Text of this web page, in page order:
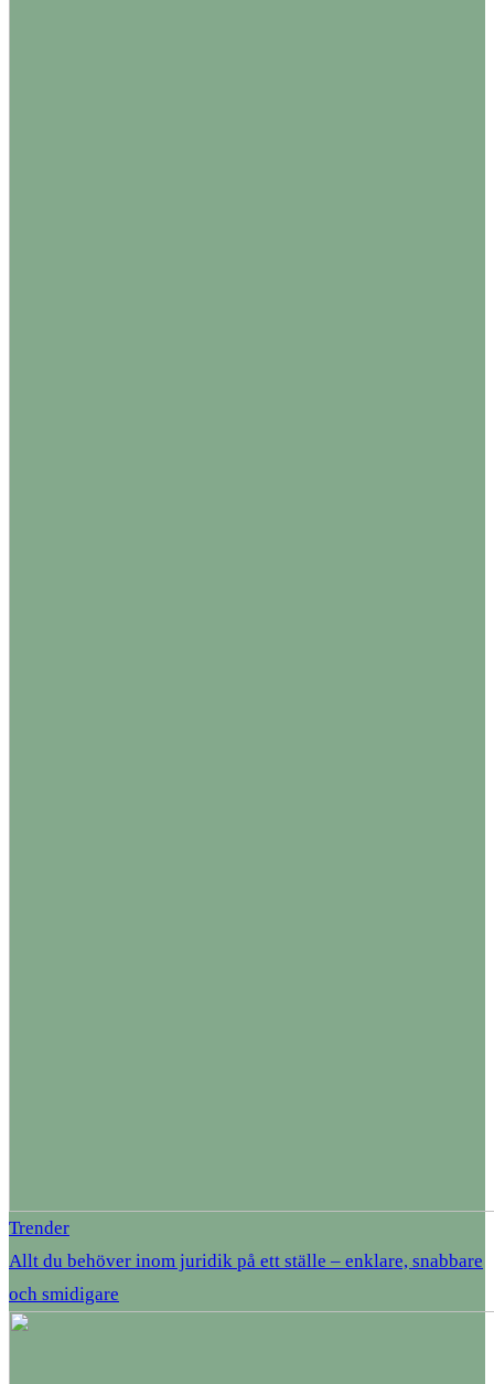
Trender
Allt du behöver inom juridik på ett ställe – enklare, snabbare
och smidigare